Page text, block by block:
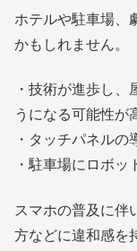
ホテルや駐車場、
かもしれません。
・技術が進歩し
うになる可能性が
・タッチパネル
・駐車場にロボ
スマホの普及に伴
方などに違和感を